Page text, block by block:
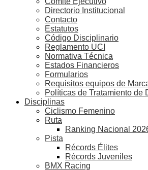
Directorio Institucional
Contacto
Estatutos
Código Disciplinario
Reglamento UCI
Normativa Técnica
Estados Financieros
Formularios
Requisitos equipos de
Políticas de Tratamiento de
Disciplinas
Ciclismo Femenino
Ruta
Ranking Nacional
Pista
Récords Élites
Récords Juveniles
BMX Racing